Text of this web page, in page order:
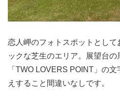
恋人岬のフォトスポットとし
ックな芝生のエリア。展望台の
「TWO LOVERS POINT」の
えすること間違いなしです。